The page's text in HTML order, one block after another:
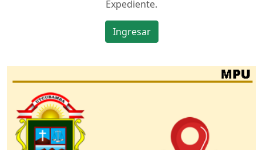
Expediente.
Ingresar